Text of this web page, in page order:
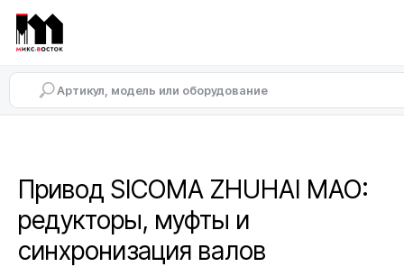
Привод SICOMA ZHUHAI MAO:
редукторы, муфты и
синхронизация валов